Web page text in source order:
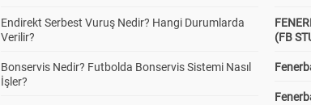
Endirekt Serbest Vuruş Nedir? Hangi Durumlarda
Verilir?
Bonservis Nedir? Futbolda Bonservis Sistemi Nasıl
İşler?
(FB